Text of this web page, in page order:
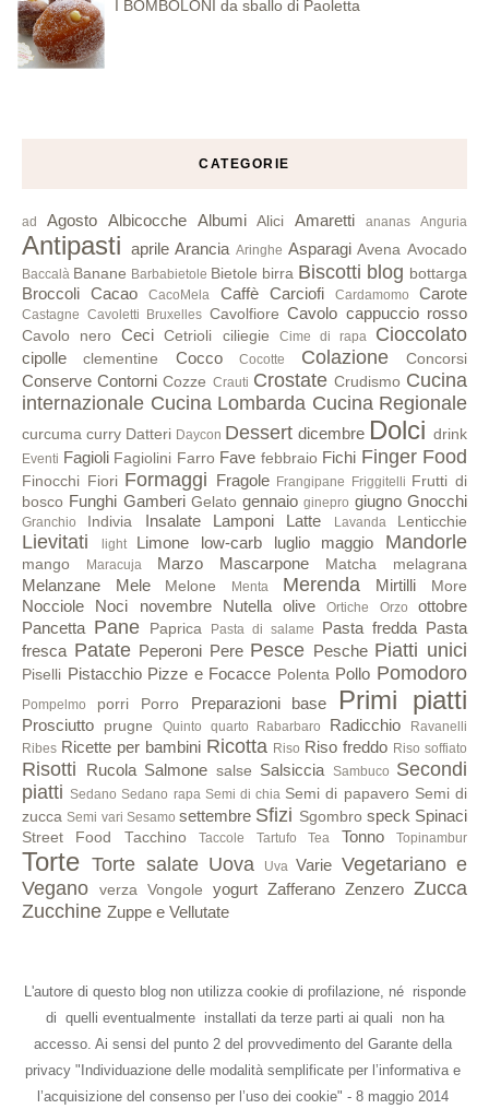
I BOMBOLONI da sballo di Paoletta
CATEGORIE
ad Agosto Albicocche Albumi Alici Amaretti ananas Anguria
Antipasti aprile Arancia Aringhe Asparagi Avena Avocado
Baccalà Banane Barbabietole Bietole birra Biscotti blog bottarga
Broccoli Cacao CacoMela Caffè Carciofi Cardamomo Carote
Castagne Cavoletti Bruxelles Cavolfiore Cavolo cappuccio rosso
Cavolo nero Ceci Cetrioli ciliegie Cime di rapa Cioccolato
cipolle clementine Cocco Cocotte Colazione Concorsi
Conserve Contorni Cozze Crauti Crostate Crudismo Cucina
internazionale Cucina Lombarda Cucina Regionale
curcuma curry Datteri Daycon Dessert dicembre Dolci drink
Eventi Fagioli Fagiolini Farro Fave febbraio Fichi Finger Food
Finocchi Fiori Formaggi Fragole Frangipane Friggitelli Frutti di
bosco Funghi Gamberi Gelato gennaio ginepro giugno Gnocchi
Granchio Indivia Insalate Lamponi Latte Lavanda Lenticchie
Lievitati light Limone low-carb luglio maggio Mandorle
mango Maracuja Marzo Mascarpone Matcha melagrana
Melanzane Mele Melone Menta Merenda Mirtilli More
Nocciole Noci novembre Nutella olive Ortiche Orzo
ottobre
Pancetta Pane Paprica Pasta di salame Pasta fredda Pasta
fresca Patate Peperoni Pere Pesce Pesche Piatti unici
Piselli Pistacchio Pizze e Focacce Polenta Pollo Pomodoro
Pompelmo porri Porro Preparazioni base Primi piatti
Prosciutto prugne Quinto quarto Rabarbaro Radicchio
Ravanelli
Ribes Ricette per bambini Ricotta Riso Riso freddo Riso soffiato
Risotti Rucola Salmone salse Salsiccia Sambuco Secondi
piatti Sedano Sedano rapa Semi di chia Semi di papavero Semi di
zucca Semi vari Sesamo settembre Sfizi Sgombro speck Spinaci
Street Food Tacchino Taccole Tartufo Tea Tonno Topinambur
Torte Torte salate Uova Uva Varie Vegetariano e
Vegano
verza Vongole yogurt Zafferano Zenzero Zucca
Zucchine Zuppe e Vellutate
L'autore di questo blog non utilizza cookie di profilazione, né risponde
di quelli eventualmente installati da terze parti ai quali non ha
accesso. Ai sensi del punto 2 del provvedimento del Garante della
privacy "Individuazione delle modalità semplificate per l’informativa e
l’acquisizione del consenso per l’uso dei cookie" - 8 maggio 2014